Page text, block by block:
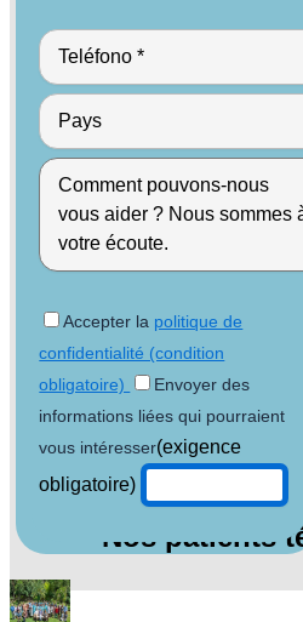
Accepter la politique de
confidentialité (condition
obligatoire)
Envoyer des
informations liées qui pourraient
vous intéresser(exigence
obligatoire)
Nos patients